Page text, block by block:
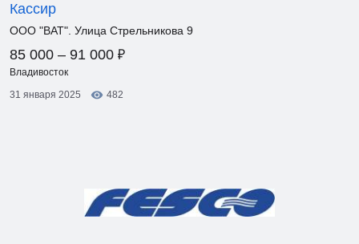
Кассир
ООО "ВАТ". Улица Стрельникова 9
85 000 – 91 000 ₽
Владивосток
31 января 2025
482